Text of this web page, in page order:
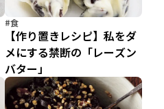
#食
【作り置きレシピ】私をダ
メにする禁断の「レーズン
バター」